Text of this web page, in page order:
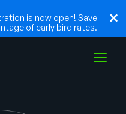
is now open! Save
of early bird rates.